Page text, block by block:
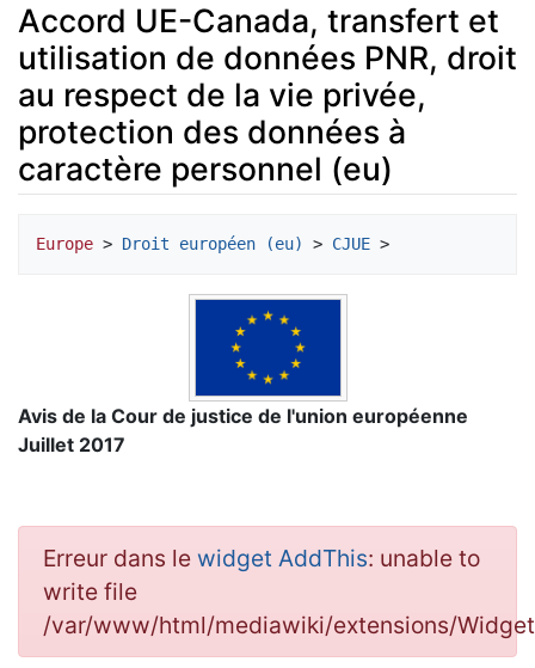
Accord UE-Canada, transfert et
utilisation de données PNR, droit
au respect de la vie privée,
protection des données à
caractère personnel (eu)
Europe > Droit européen (eu) > CJUE
Avis de la Cour de justice de l'union européenne
Juillet 2017
Erreur dans le widget AddThis: unable to
write file
/var/www/html/mediawiki/extensions/